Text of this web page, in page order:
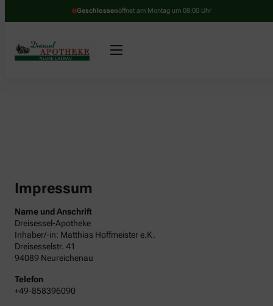
Geschlossenöffnet am Montag um 08:00 Uhr
Impressum
Name und Anschrift
Dreisessel-Apotheke
Inhaber/-in: Matthias Hoffmeister e.K.
Dreisesselstr. 41
94089 Neureichenau
Telefon
+49-858396090